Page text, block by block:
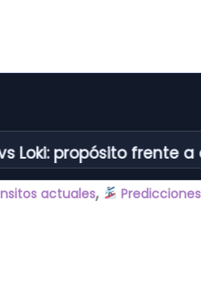
propósito frente a
actuales, Predicciones